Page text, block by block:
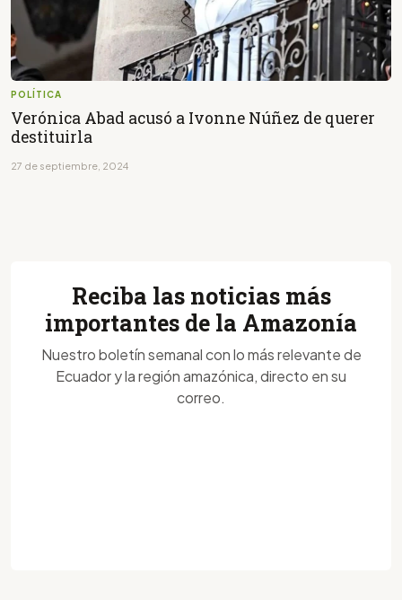
POLÍTICA
Verónica Abad acusó a Ivonne Núñez de querer
destituirla
27 de septiembre, 2024
Reciba las noticias más
importantes de la Amazonía
Nuestro boletín semanal con lo más relevante de
Ecuador y la región amazónica, directo en su
correo.